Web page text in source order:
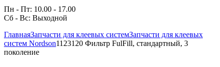
Пн - Пт: 10.00 - 17.00
Сб - Вс: Выходной
ГлавнаяЗапчасти для клеевых системЗапчасти для клеевых
систем Nordson1123120 Фильтр FulFill, стандартный, 3
поколение